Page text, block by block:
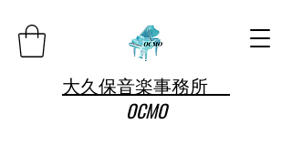
大久保音楽事務所
OCMO